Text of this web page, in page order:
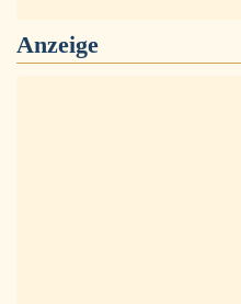
Anzeige